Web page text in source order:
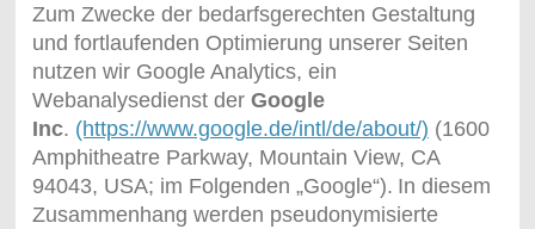
Zum Zwecke der bedarfsgerechten Gestaltung
und fortlaufenden Optimierung unserer Seiten
nutzen wir Google Analytics, ein
Webanalysedienst der Google
Inc. (https://www.google.de/intl/de/about/) (1600
Amphitheatre Parkway, Mountain View, CA
94043, USA; im Folgenden „Google“). In diesem
Zusammenhang werden pseudonymisierte